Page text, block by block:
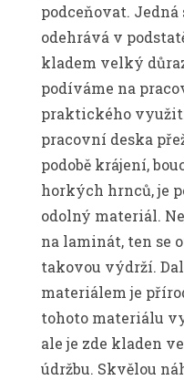
podceňovat. Jedná
odehrává v
kladem velký
podíváme na
praktického
pracovní deska
podobě krájení,
horkých hrnců, je
odolný materiál.
na laminát, ten se
takovou výdrží.
materiálem je
tohoto materiálu
ale je zde kladen
údržbu. Skvělou